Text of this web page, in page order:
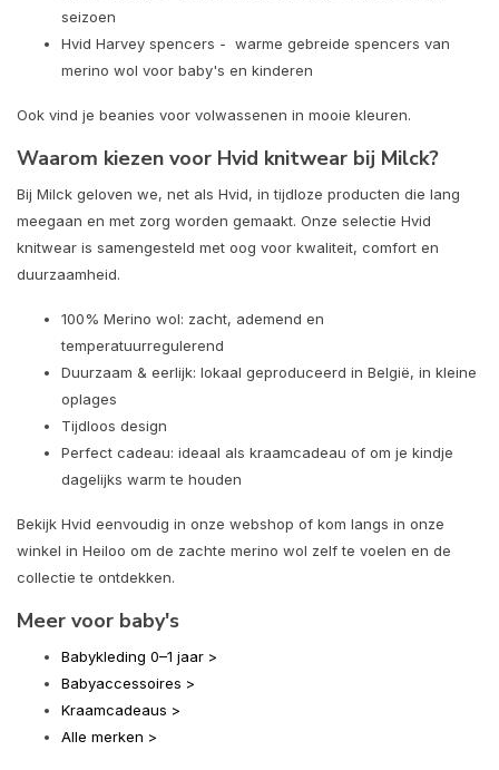
seizoen
Hvid Harvey spencers - warme gebreide spencers van
merino wol voor baby's en kinderen
Ook vind je beanies voor volwassenen in mooie kleuren.
Waarom kiezen voor Hvid knitwear bij Milck?
Bij Milck geloven we, net als Hvid, in tijdloze producten die lang
meegaan en met zorg worden gemaakt. Onze selectie Hvid
knitwear is samengesteld met oog voor kwaliteit, comfort en
duurzaamheid.
100% Merino wol: zacht, ademend en
temperatuurregulerend
Duurzaam & eerlijk: lokaal geproduceerd in België, in kleine
oplages
Tijdloos design
Perfect cadeau: ideaal als kraamcadeau of om je kindje
dagelijks warm te houden
Bekijk Hvid eenvoudig in onze webshop of kom langs in onze
winkel in Heiloo om de zachte merino wol zelf te voelen en de
collectie te ontdekken.
Meer voor baby's
Babykleding 0–1 jaar >
Babyaccessoires >
Kraamcadeaus >
Alle merken >